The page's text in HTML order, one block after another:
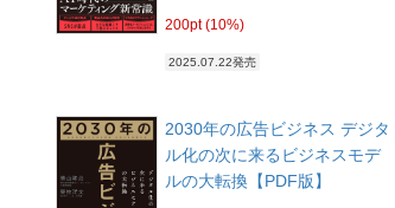
200pt (10%)
2025.07.22発売
2030年の広告ビジネス デジタ
ル化の次に来るビジネスモデ
ルの大転換【PDF版】